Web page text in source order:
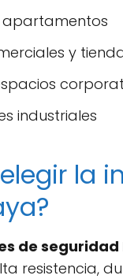
apartamentos
y
industriales
la
de seguridad
resistencia,